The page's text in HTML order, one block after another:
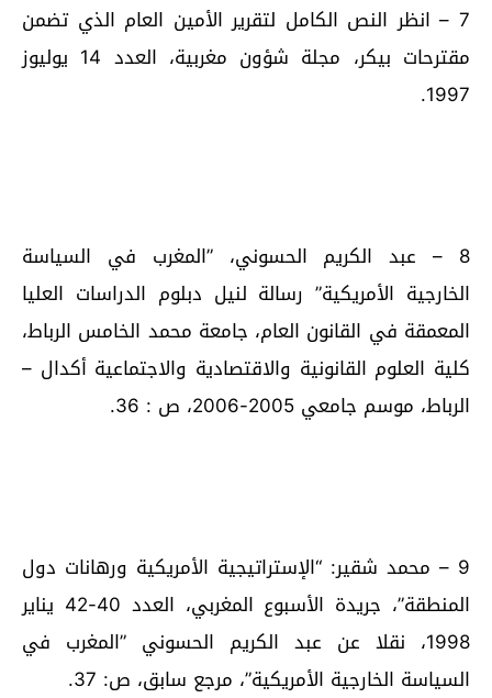
7 – انظر النص الكامل لتقرير الأمين العام الذي تضمن
مقترحات بيكر، مجلة شؤون مغربية، العدد 14 يوليوز
1997.
8 – عبد الكريم الحسوني، ”المغرب في السياسة
الخارجية الأمريكية” رسالة لنيل دبلوم الدراسات العليا
المعمقة في القانون العام، جامعة محمد الخامس الرباط،
كلية العلوم القانونية والاقتصادية والاجتماعية أكدال –
الرباط، موسم جامعي 2005-2006، ص : 36.
9 – محمد شقير: “الإستراتيجية الأمريكية ورهانات دول
المنطقة”، جريدة الأسبوع المغربي، العدد 40-42 يناير
1998، نقلا عن عبد الكريم الحسوني ”المغرب في
السياسة الخارجية الأمريكية”، مرجع سابق، ص: 37.